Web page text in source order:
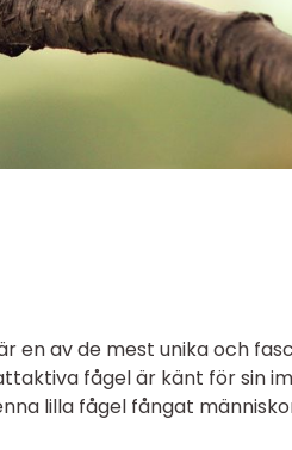
en av de mest unika och
fågel är känt för sin
lilla fågel fångat